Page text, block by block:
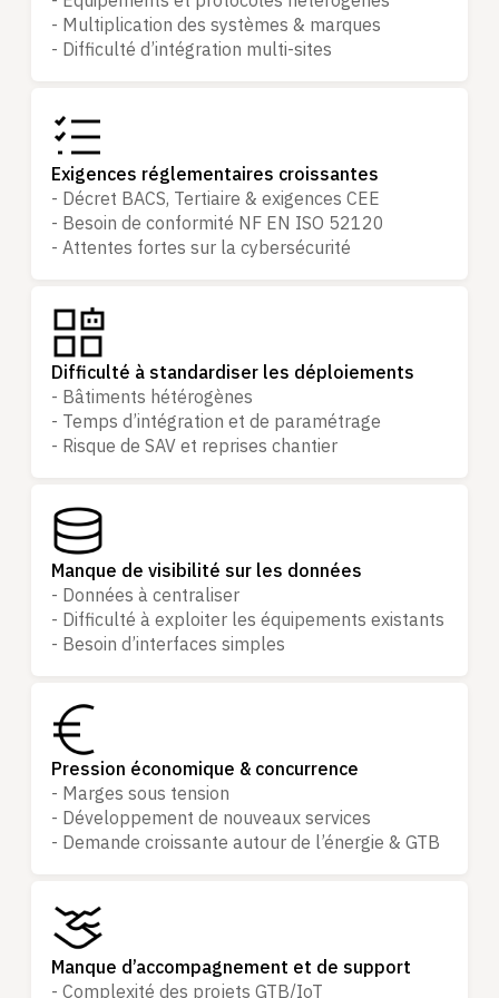
- Multiplication des systèmes & marques
- Difficulté d’intégration multi-sites
Exigences réglementaires croissantes
- Décret BACS, Tertiaire & exigences CEE
- Besoin de conformité NF EN ISO 52120
- Attentes fortes sur la cybersécurité
Difficulté à standardiser les déploiements
- Bâtiments hétérogènes
- Temps d’intégration et de paramétrage
- Risque de SAV et reprises chantier
Manque de visibilité sur les données
- Données à centraliser
- Difficulté à exploiter les équipements existants
- Besoin d’interfaces simples
Pression économique & concurrence
- Marges sous tension
- Développement de nouveaux services
- Demande croissante autour de l’énergie & GTB
Manque d’accompagnement et de support
- Complexité des projets GTB/IoT